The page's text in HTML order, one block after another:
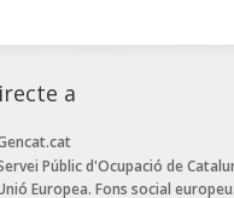
a
Públic d'Ocupació de
Europea. Fons social europeu.